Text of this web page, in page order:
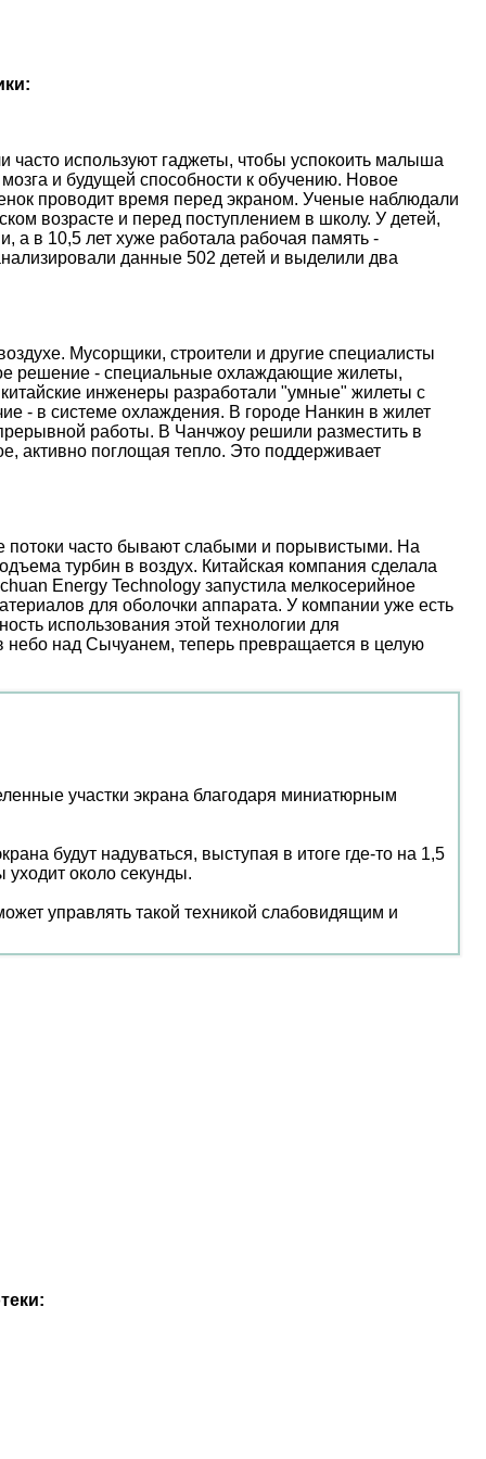
используют гаджеты, чтобы успокоить малыша
и будущей способности к обучению. Новое
проводит время перед экраном. Ученые наблюдали
возрасте и перед поступлением в школу. У детей,
а в 10,5 лет хуже работала рабочая память -
данные 502 детей и выделили два
Мусорщики, строители и другие специалисты
решение - специальные охлаждающие жилеты,
инженеры разработали "умные" жилеты с
- в системе охлаждения. В городе Нанкин в жилет
работы. В Чанчжоу решили разместить в
активно поглощая тепло. Это поддерживает
потоки часто бывают слабыми и порывистыми. На
турбин в воздух. Китайская компания сделала
Energy Technology запустила мелкосерийное
для оболочки аппарата. У компании уже есть
использования этой технологии для
небо над Сычуанем, теперь превращается в целую
участки экрана благодаря миниатюрным
будут надуваться, выступая в итоге где-то на 1,5
около секунды.
управлять такой техникой слабовидящим и